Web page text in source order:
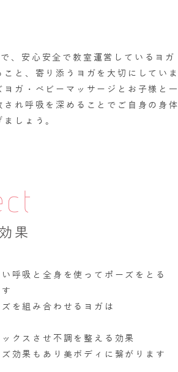
、安心安全で教室運営しているヨガ
と、寄り添うヨガを大切にしていま
ガ・ベビーマッサージとお子様と一
れ呼吸を深めることでご自身の身体
しょう。
果
呼吸と全身を使ってポーズをとる
を組み合わせるヨガは
クスさせ不調を整える効果
効果もあり美ボディに繋がります